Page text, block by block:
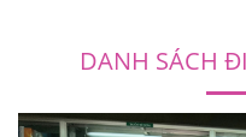
DANH SÁCH